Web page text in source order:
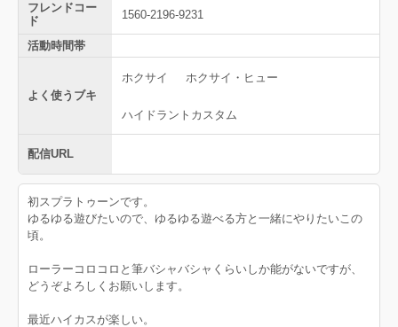
フレンドコー
ド
1560-2196-9231
活動時間帯
よく使うブキ
ホクサイ ホクサイ・ヒュー
ハイドラントカスタム
配信URL
初スプラトゥーンです。
ゆるゆる遊びたいので、ゆるゆる遊べる方と一緒にやりたいこの
頃。
ローラーコロコロと筆バシャバシャくらいしか能がないですが、
どうぞよろしくお願いします。
最近ハイカスが楽しい。